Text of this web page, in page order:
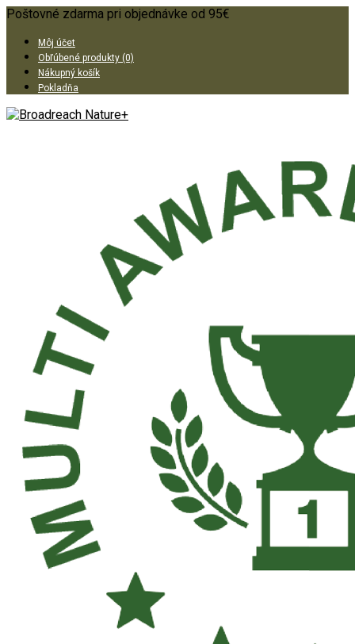
Poštovné zdarma pri objednávke od 95€
Môj účet
Obľúbené produkty (0)
Nákupný košík
Pokladňa